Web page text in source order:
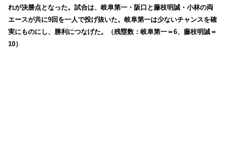
れが決勝点となった。試合は、岐阜第一・阪口と藤枝明誠・小林の両
エースが共に9回を一人で投げ抜いた。岐阜第一は少ないチャンスを確
実にものにし、勝利につなげた。（残塁数：岐阜第一＝6、藤枝明誠＝
10）